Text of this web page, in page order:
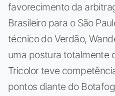
favorecimento da
Brasileiro para o São
técnico do Verdão,
uma postura totalmente
Tricolor teve
pontos diante do